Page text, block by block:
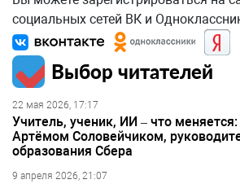
социальных сетей ВК и
Выбор читателей
22 мая 2026, 17:17
Учитель, ученик, ИИ – что
Артёмом Соловейчиком,
образования Сбера
9 апреля 2026, 21:07